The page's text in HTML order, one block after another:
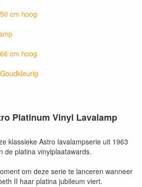
cm hoog
cm hoog
Platinum Vinyl Lavalamp
klassieke Astro lavalampserie uit 1963
de platina vinylplaatawards.
om deze serie te lanceren wanneer
II haar platina jubileum viert.